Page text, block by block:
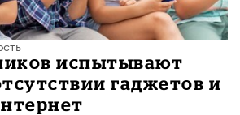
испытывают
гаджетов и